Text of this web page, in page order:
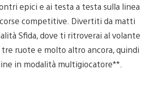
epici e ai testa a testa sulla linea
competitive. Divertiti da matti
Sfida, dove ti ritroverai al volante
ruote e molto altro ancora, quindi
in modalità multigiocatore**.